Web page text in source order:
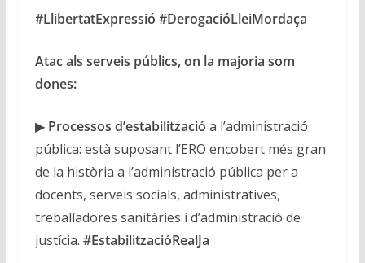
#LlibertatExpressió #DerogacióLleiMordaça
Atac als serveis públics, on la majoria som
dones:
▶ Processos d’estabilització a l’administració
pública: està suposant l’ERO encobert més gran
de la història a l’administració pública per a
docents, serveis socials, administratives,
treballadores sanitàries i d’administració de
justícia. #EstabilitzacióRealJa